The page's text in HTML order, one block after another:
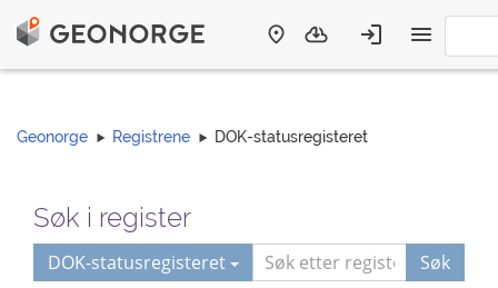
Geonorge Registrene DOK-statusregisteret
Søk i register
DOK-statusregisteret Søk